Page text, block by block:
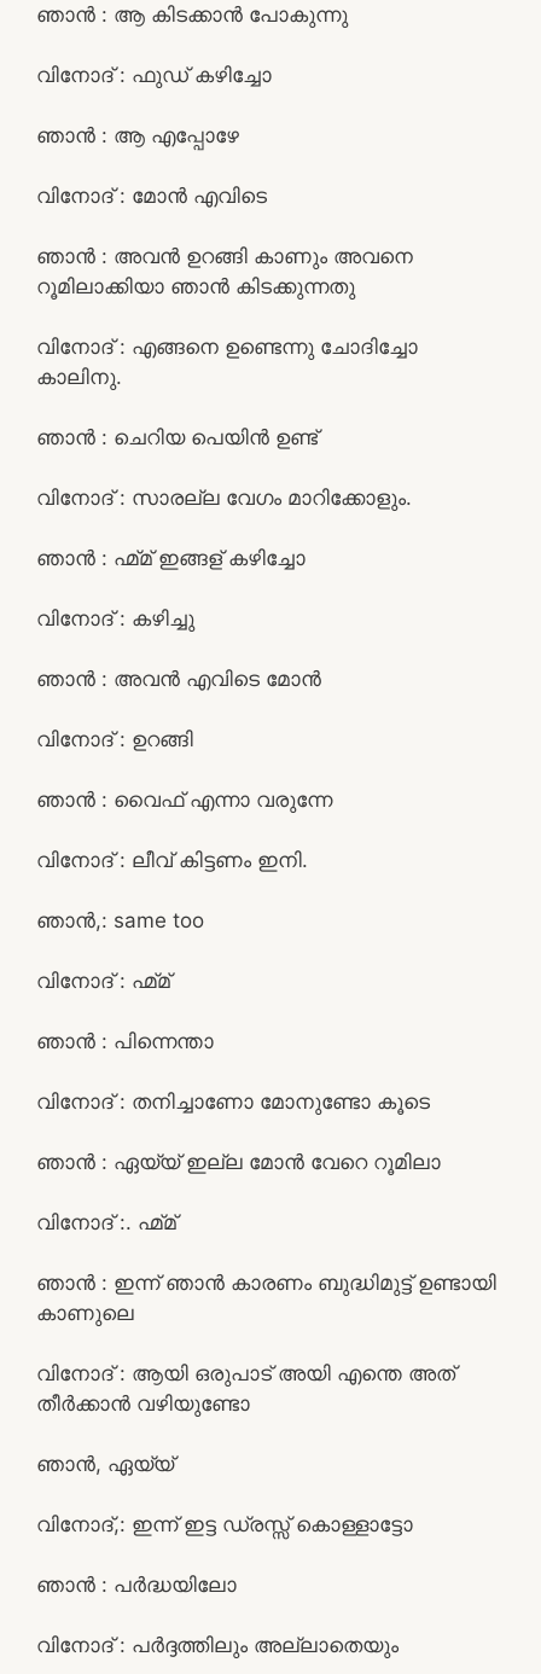
ഞാൻ : ആ കിടക്കാൻ പോകുന്നു
വിനോദ് : ഫുഡ്‌ കഴിച്ചോ
ഞാൻ : ആ എപ്പോഴേ
വിനോദ് : മോൻ എവിടെ
ഞാൻ : അവൻ ഉറങ്ങി കാണും അവനെ
റൂമിലാക്കിയാ ഞാൻ കിടക്കുന്നതു
വിനോദ് : എങ്ങനെ ഉണ്ടെന്നു ചോദിച്ചോ
കാലിനു.
ഞാൻ : ചെറിയ പെയിൻ ഉണ്ട്
വിനോദ് : സാരല്ല വേഗം മാറിക്കോളും.
ഞാൻ : ഹ്മ്മ് ഇങ്ങള് കഴിച്ചോ
വിനോദ് : കഴിച്ചു
ഞാൻ : അവൻ എവിടെ മോൻ
വിനോദ് : ഉറങ്ങി
ഞാൻ : വൈഫ്‌ എന്നാ വരുന്നേ
വിനോദ് : ലീവ് കിട്ടണം ഇനി.
ഞാൻ,: same too
വിനോദ് : ഹ്മ്മ്
ഞാൻ : പിന്നെന്താ
വിനോദ് : തനിച്ചാണോ മോനുണ്ടോ കൂടെ
ഞാൻ : ഏയ്യ് ഇല്ല മോൻ വേറെ റൂമിലാ
വിനോദ് :. ഹ്മ്മ്
ഞാൻ : ഇന്ന് ഞാൻ കാരണം ബുദ്ധിമുട്ട് ഉണ്ടായി
കാണുലെ
വിനോദ് : ആയി ഒരുപാട് അയി എന്തെ അത്
തീർക്കാൻ വഴിയുണ്ടോ
ഞാൻ, ഏയ്യ്
വിനോദ്,: ഇന്ന് ഇട്ട ഡ്രസ്സ്‌ കൊള്ളാട്ടോ
ഞാൻ : പർദ്ധയിലോ
വിനോദ് : പർദ്ദത്തിലും അല്ലാതെയും